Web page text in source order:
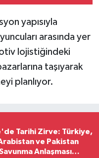
yapısıyla
arasında yer
lojistiğindeki
taşıyarak
planlıyor.
Tarihi Zirve: Türkiye,
ve Pakistan
Anlaşması